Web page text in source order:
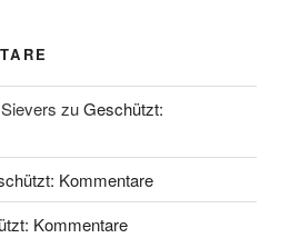
zuGeschützt:
Kommentare
Kommentare